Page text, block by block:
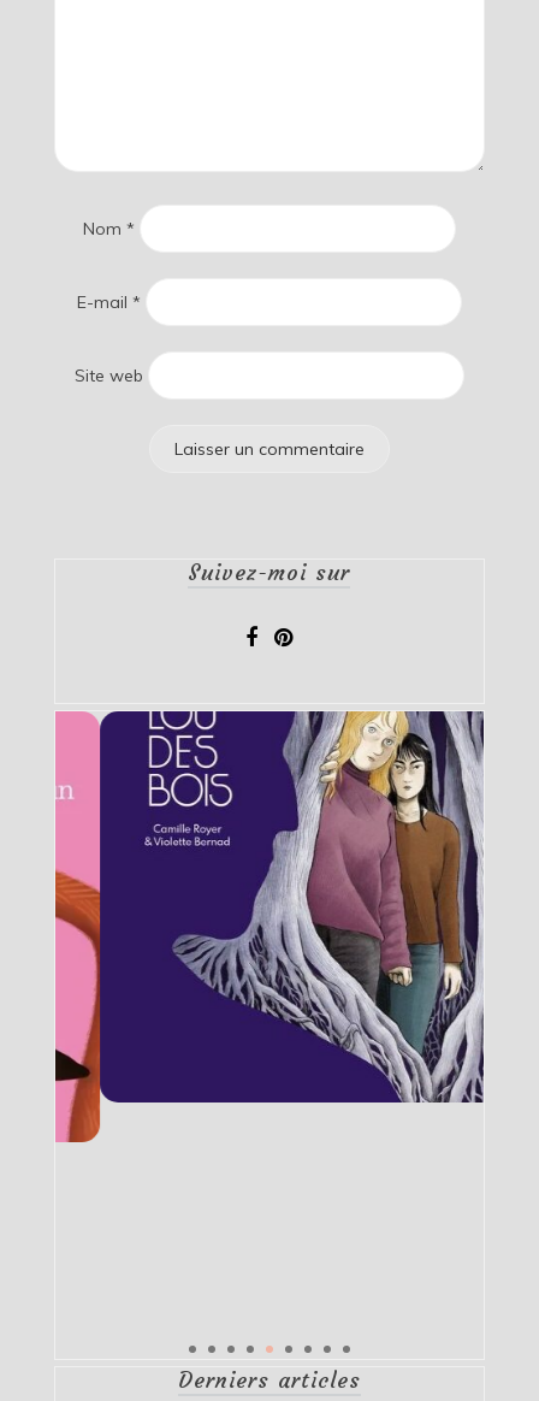
Nom *
E-mail *
Site web
Suivez-moi sur
Derniers articles